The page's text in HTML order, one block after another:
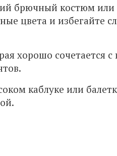
брючный костюм
цвета и избегайте
хорошо сочетается
каблуке или